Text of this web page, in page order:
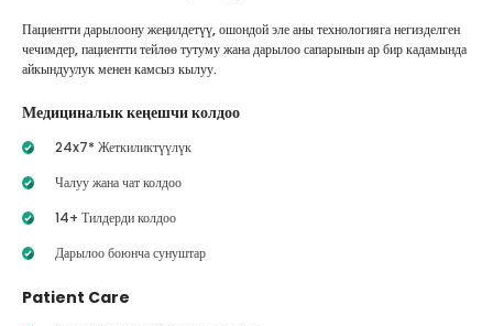
Пациентти дарылоону жеңилдетүү, ошондой эле аны технологияга негизделген
чечимдер, пациентти тейлөө тутуму жана дарылоо сапарынын ар бир кадамында
айкындуулук менен камсыз кылуу.
Медициналык кеңешчи колдоо
24x7* Жеткиликтүүлүк
Чалуу жана чат колдоо
14+ Тилдерди колдоо
Дарылоо боюнча сунуштар
Patient Care